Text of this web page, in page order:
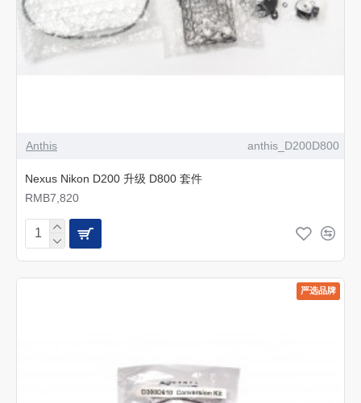
Anthis anthis_D200D800
Nexus Nikon D200 升级 D800 套件
RMB7,820
严选品牌